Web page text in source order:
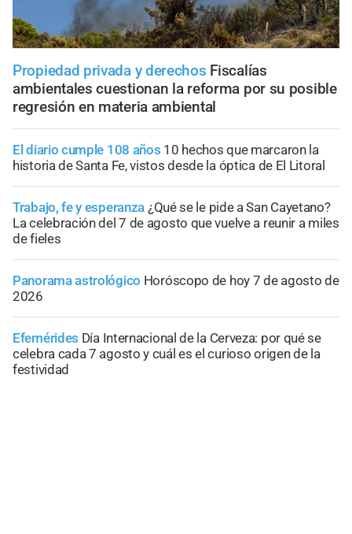
Propiedad privada y derechos Fiscalías
ambientales cuestionan la reforma por su posible
regresión en materia ambiental
El diario cumple 108 años 10 hechos que marcaron la
historia de Santa Fe, vistos desde la óptica de El Litoral
Trabajo, fe y esperanza ¿Qué se le pide a San Cayetano?
La celebración del 7 de agosto que vuelve a reunir a miles
de fieles
Panorama astrológico Horóscopo de hoy 7 de agosto de
2026
Efemérides Día Internacional de la Cerveza: por qué se
celebra cada 7 agosto y cuál es el curioso origen de la
festividad